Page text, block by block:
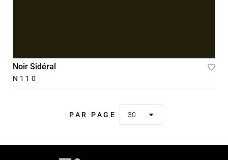
Noir Sidéral
N110
à
PAR PAGE